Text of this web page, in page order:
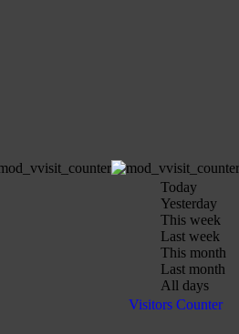
Today
Yesterday
This week
Last week
This month
Last month
All days
Visitors Counter